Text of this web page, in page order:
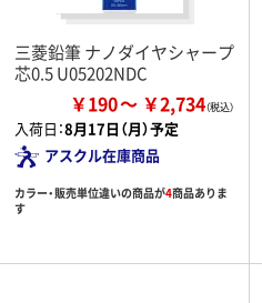
三菱鉛筆 ナノダイヤシャープ
芯0.5 U05202NDC
￥190 ￥2,734
入荷日：8月17日（月）予定
アスクル在庫商品
カラー・販売単位違いの商品が4商品ありま
す